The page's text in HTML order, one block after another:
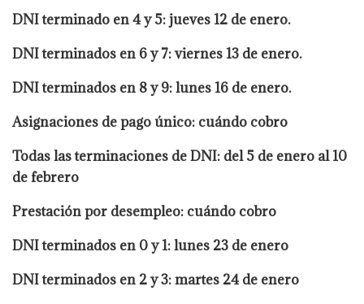
DNI terminado en 4 y 5: jueves 12 de enero.
DNI terminados en 6 y 7: viernes 13 de enero.
DNI terminados en 8 y 9: lunes 16 de enero.
Asignaciones de pago único: cuándo cobro
Todas las terminaciones de DNI: del 5 de enero al 10
de febrero
Prestación por desempleo: cuándo cobro
DNI terminados en 0 y 1: lunes 23 de enero
DNI terminados en 2 y 3: martes 24 de enero